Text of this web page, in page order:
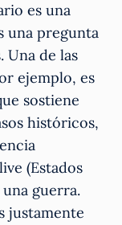
es una
una pregunta
Una de las
ejemplo, es
sostiene
históricos,
(Estados
guerra.
justamente